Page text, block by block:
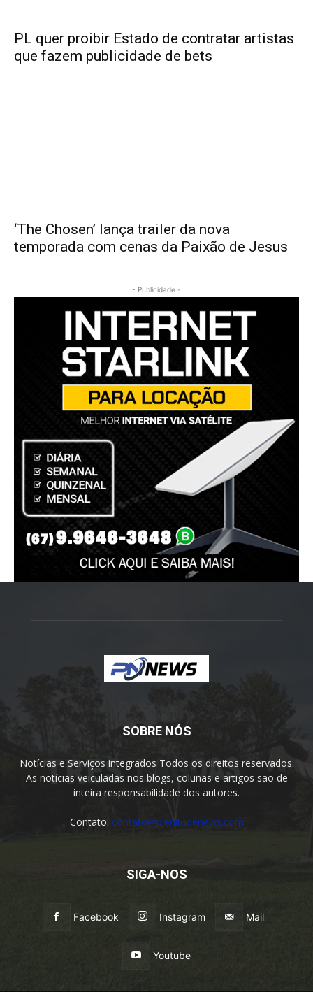
PL quer proibir Estado de contratar artistas
que fazem publicidade de bets
‘The Chosen’ lança trailer da nova
temporada com cenas da Paixão de Jesus
- Publicidade -
SOBRE NÓS
Notícias e Serviços integrados Todos os direitos reservados.
As notícias veiculadas nos blogs, colunas e artigos são de
inteira responsabilidade dos autores.
Contato: contato@plenitudenews.com
SIGA-NOS
Facebook Instagram Mail
Youtube